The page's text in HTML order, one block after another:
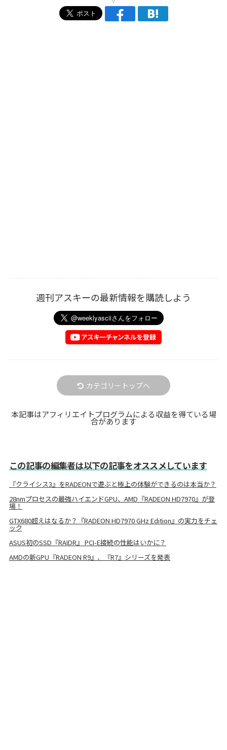
週刊アスキーの最新情報を購読しよう
カテゴリートップへ
本記事はアフィリエイトプログラムによる収益を得ている場
合があります
この記事の編集者は以下の記事をオススメしています
『クライシス3』をRADEONで遊ぶと極上の体験ができるのは本当か？
28nmプロセスの最強ハイエンドGPU、AMD『RADEON HD7970』が登
場！
GTX680超えはなるか？『RADEON HD7970 GHz Edition』の実力をチェ
ック
ASUS初のSSD『RAIDR』 PCI-E接続の性能はいかに？
AMDの新GPU『RADEON R9』、『R7』シリーズを発表